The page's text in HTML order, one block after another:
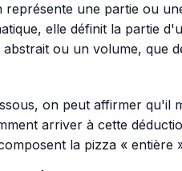
représente une partie ou
elle définit la partie
ou un volume, que
on peut affirmer qu'il
arriver à cette
la pizza « entière